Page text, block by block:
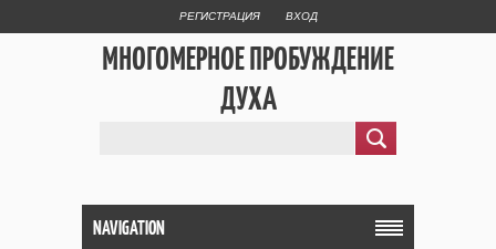
РЕГИСТРАЦИЯ ВХОД
МНОГОМЕРНОЕ ПРОБУЖДЕНИЕ
ДУХА
NAVIGATION